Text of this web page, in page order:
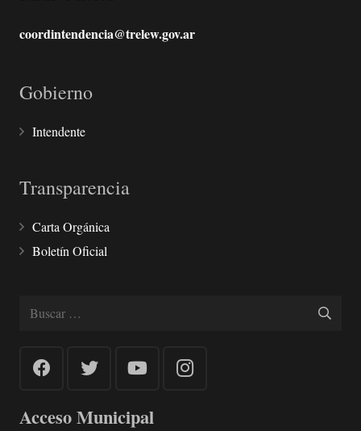
coordintendencia@trelew.gov.ar
Gobierno
Intendente
Transparencia
Carta Orgánica
Boletín Oficial
Buscar:
Acceso Municipal